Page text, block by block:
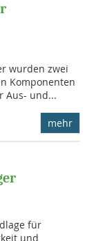
wurden zwei
Komponenten
Aus- und...
mehr
für
und